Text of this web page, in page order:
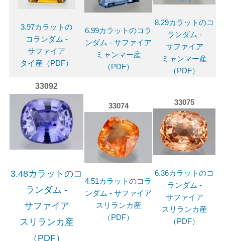
3.97カラットの
コランダム -
サファイア
タイ産（PDF）
6.99カラットのコラ
ンダム - サファイア
ミャンマー産
（PDF）
8.29カラットのコ
ランダム -
サファイア
ミャンマー産
（PDF）
33092
3.48カラットのコ
ランダム -
サファイア
スリランカ産
（PDF）
33074
4.51カラットのコラ
ンダム - サファイア
スリランカ産
（PDF）
33075
6.36カラットのコ
ランダム -
サファイア
スリランカ産
（PDF）